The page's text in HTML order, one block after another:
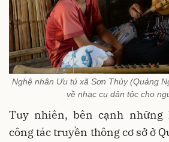
Nghệ nhân Ưu tú xã Sơn Thủy (Quảng
về nhạc cụ dân tộc cho
Tuy nhiên, bên cạnh những
công tác truyền thông cơ sở ở